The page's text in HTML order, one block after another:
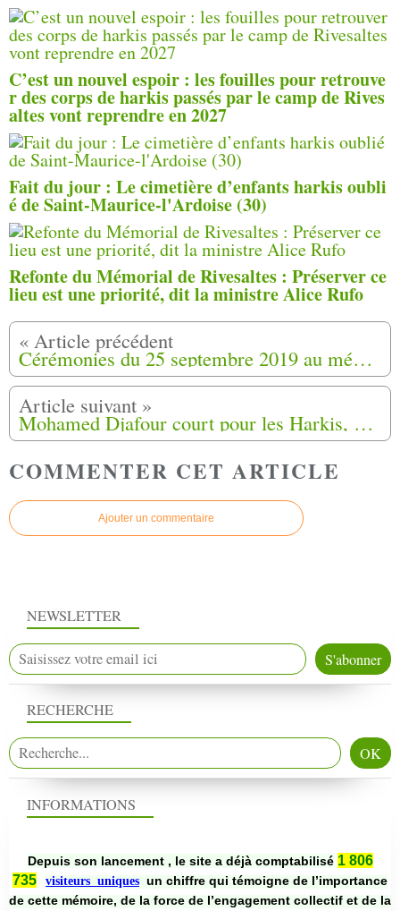
C’est un nouvel espoir : les fouilles pour retrouve
r des corps de harkis passés par le camp de Rives
altes vont reprendre en 2027
Fait du jour : Le cimetière d’enfants harkis oubli
é de Saint-Maurice-l'Ardoise (30)
Refonte du Mémorial de Rivesaltes : Préserver ce
lieu est une priorité, dit la ministre Alice Rufo
Cérémonies du 25 septembre 2019 au mémorial de Uzès, à Nîmes ,st Maurice, et Laudun L'Ardoise (30)
Mohamed Djafour court pour les Harkis, au Trail de la Passerelle Mazamet-L’Aussillon (81)
COMMENTER CET ARTICLE
Ajouter un commentaire
NEWSLETTER
RECHERCHE
INFORMATIONS
Depuis son lancement , le site a déjà comptabilisé 1 806
735
visiteurs uniques un chiffre qui témoigne de l’importance
de cette mémoire, de la force de l’engagement collectif et de la